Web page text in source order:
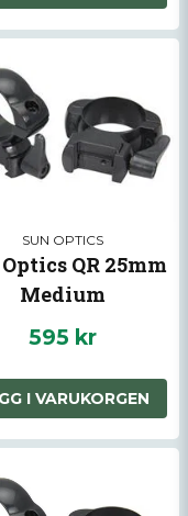
SUN OPTICS
QR 25mm
Medium
595 kr
I VARUKORGEN